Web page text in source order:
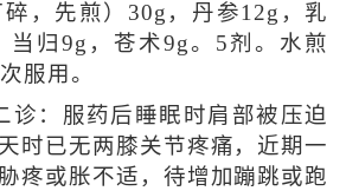
，先煎）30g，丹参12g，乳
当归9g，苍术9g。5剂。水煎
服用。
诊：服药后睡眠时肩部被压迫
时已无两膝关节疼痛，近期一
疼或胀不适，待增加蹦跳或跑